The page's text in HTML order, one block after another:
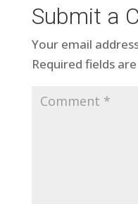
Submit a
Your email
Required fields